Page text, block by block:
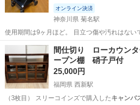
オンライン決済
神奈川県 菊名駅
使用期間は9ヶ月ほど。 目立つ傷や汚れはない
ます。 画像に写ってる後付けのアクセサリー
神奈川 横浜市 菊名駅 ベビー用品
間仕切り ローカウン
ープン棚 硝子戸付
25,000円
福岡県 西新駅
（3枚目） スリーコインズで購入した キャンバ